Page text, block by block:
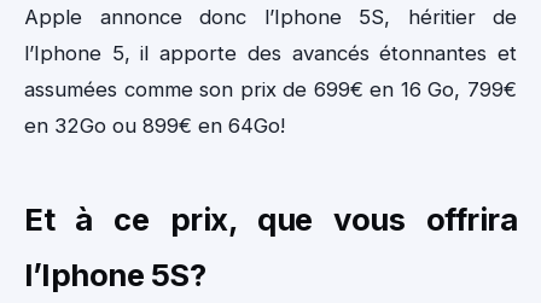
Apple annonce donc l’Iphone 5S, héritier de
l’Iphone 5, il apporte des avancés étonnantes et
assumées comme son prix de 699€ en 16 Go, 799€
en 32Go ou 899€ en 64Go!
Et à ce prix, que vous offrira
l’Iphone 5S?